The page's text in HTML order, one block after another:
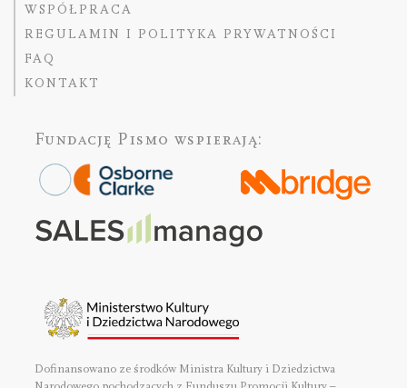
WSPÓŁPRACA
REGULAMIN I POLITYKA PRYWATNOŚCI
FAQ
KONTAKT
Fundację Pismo wspierają:
Dofinansowano ze środków Ministra Kultury i Dziedzictwa